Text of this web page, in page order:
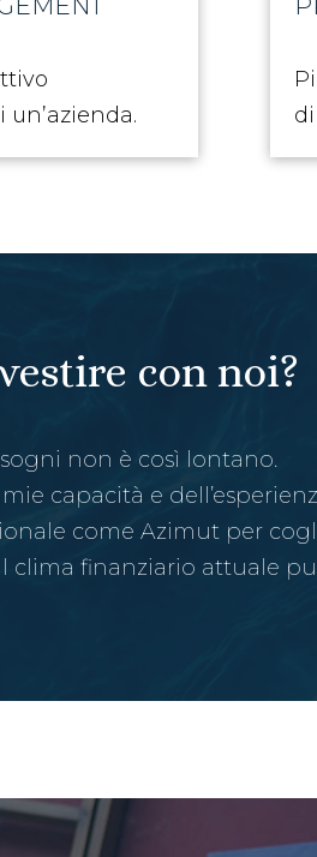
con noi?
non è così lontano.
capacità e
come Azimut per
clima finanziario attuale